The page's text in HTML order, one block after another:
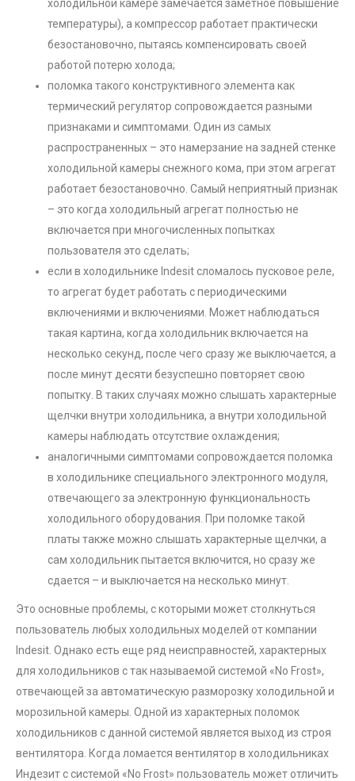
холодильной камере замечается заметное повышение
температуры), а компрессор работает практически
безостановочно, пытаясь компенсировать своей
работой потерю холода;
поломка такого конструктивного элемента как
термический регулятор сопровождается разными
признаками и симптомами. Один из самых
распространенных – это намерзание на задней стенке
холодильной камеры снежного кома, при этом агрегат
работает безостановочно. Самый неприятный признак
– это когда холодильный агрегат полностью не
включается при многочисленных попытках
пользователя это сделать;
если в холодильнике Indesit сломалось пусковое реле,
то агрегат будет работать с периодическими
включениями и включениями. Может наблюдаться
такая картина, когда холодильник включается на
несколько секунд, после чего сразу же выключается, а
после минут десяти безуспешно повторяет свою
попытку. В таких случаях можно слышать характерные
щелчки внутри холодильника, а внутри холодильной
камеры наблюдать отсутствие охлаждения;
аналогичными симптомами сопровождается поломка
в холодильнике специального электронного модуля,
отвечающего за электронную функциональность
холодильного оборудования. При поломке такой
платы также можно слышать характерные щелчки, а
сам холодильник пытается включится, но сразу же
сдается – и выключается на несколько минут.
Это основные проблемы, с которыми может столкнуться
пользователь любых холодильных моделей от компании
Indesit. Однако есть еще ряд неисправностей, характерных
для холодильников с так называемой системой «No Frost»,
отвечающей за автоматическую разморозку холодильной и
морозильной камеры. Одной из характерных поломок
холодильников с данной системой является выход из строя
вентилятора. Когда ломается вентилятор в холодильниках
Индезит с системой «No Frost» пользователь может отличить